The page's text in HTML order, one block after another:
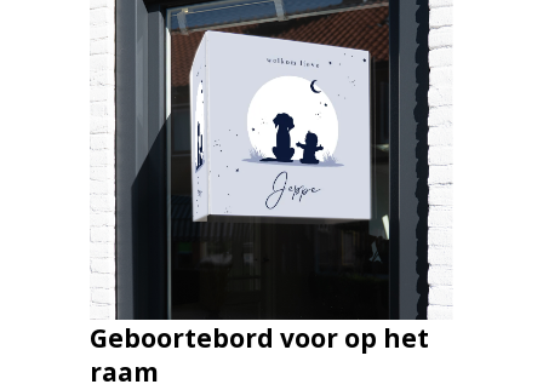
Geboortebord voor op het
raam